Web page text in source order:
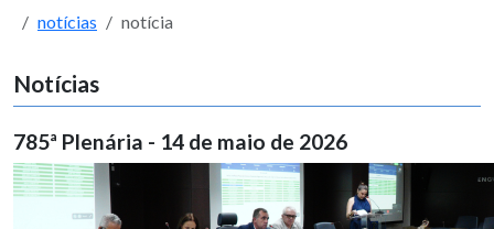
notícias notícia
Notícias
785ª Plenária - 14 de maio de 2026